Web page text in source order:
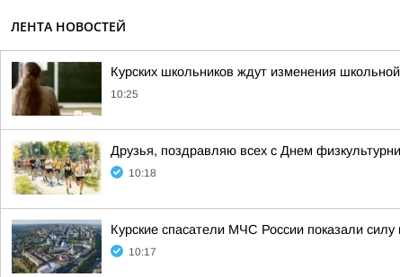
ЛЕНТА НОВОСТЕЙ
Курских школьников ждут изменения
10:25
Друзья, поздравляю всех с Днем
10:18
Курские спасатели МЧС России показали
10:17